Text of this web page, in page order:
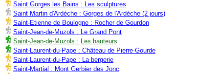
Saint Gorges les Bains : Les sculptures
Saint Martin d'Ardèche : Gorges de l'Ardèche (2 jours)
Saint-Etienne de Boulogne : Rocher de Gourdon
Saint-Jean-de-Muzols : Le Grand Pont
Saint-Jean-de-Muzols : Les hauteurs
Saint-Laurent-du-Pape : Château de Pierre-Gourde
Saint-Laurent-du-Pape : La bergerie
Saint-Martial : Mont Gerbier des Jonc